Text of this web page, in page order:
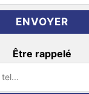
Être rappelé